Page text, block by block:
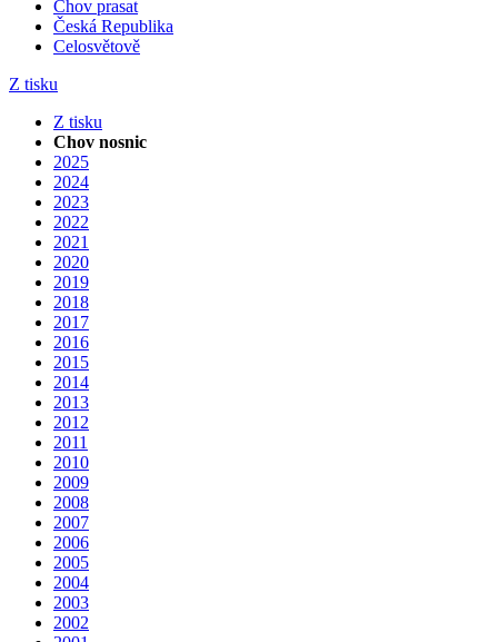
Chov prasat
Česká Republika
Celosvětově
Z tisku
Z tisku
Chov nosnic
2025
2024
2023
2022
2021
2020
2019
2018
2017
2016
2015
2014
2013
2012
2011
2010
2009
2008
2007
2006
2005
2004
2003
2002